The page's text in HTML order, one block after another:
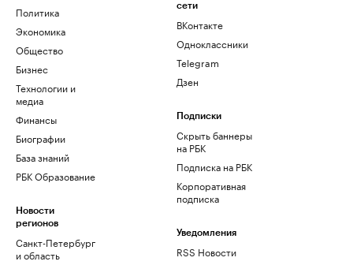
Политика
Экономика
Общество
Бизнес
Технологии и
медиа
Финансы
Биографии
База знаний
РБК Образование
Новости
регионов
Санкт-Петербург
и область
сети
ВКонтакте
Одноклассники
Telegram
Дзен
Подписки
Скрыть баннеры
на РБК
Подписка на РБК
Корпоративная
подписка
Уведомления
RSS Новости